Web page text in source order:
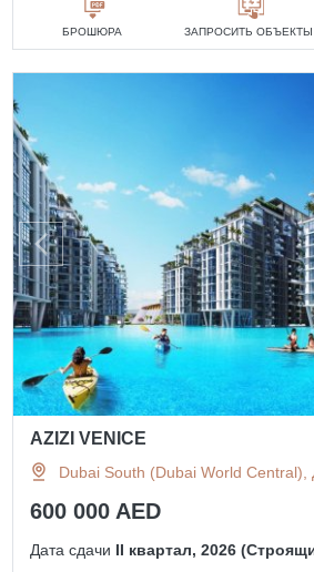
БРОШЮРА ЗАПРОСИТЬ ОБЪЕКТЫ
AZIZI VENICE
Dubai South (Dubai World Central),
600 000 AED
Дата сдачи II квартал, 2026